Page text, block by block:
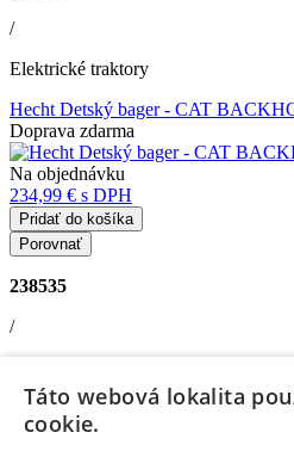
/
Elektrické traktory
Hecht Detský bager - CAT
Doprava zdarma
Na objednávku
234,99 € s DPH
Pridať do košíka
Porovnať
238535
/
BENEO Licencovaný elektrický
výkopovou lyžicou, Jednomiestny, žlt
Táto webová lokalita
cookie.